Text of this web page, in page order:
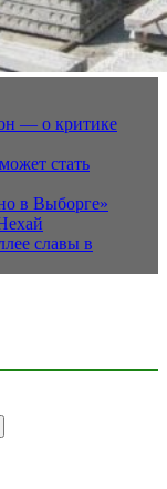
— о критике
стать
в Выборге»
славы в